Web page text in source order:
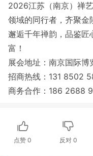
2026江苏（南京）禅
领域的同行者，齐聚金
邂逅千年禅韵，品鉴匠
富！
展会地址：南京国际博
招商热线：131 8502
商务合作：186 2688
点赞0 反对 0